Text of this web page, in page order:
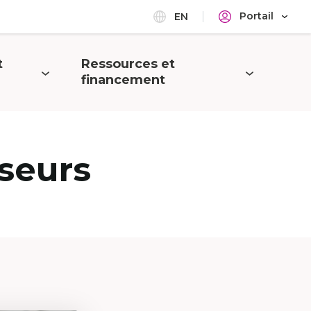
EN Portail
Ouvrir
Ressources et
financement